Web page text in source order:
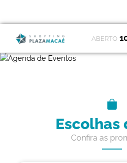
ABERTO
Escolhas
Confira as